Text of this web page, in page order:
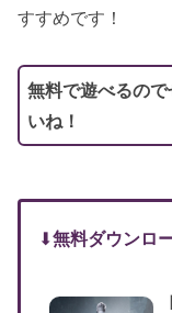
すすめです！
無料で遊べるの
いね！
⬇︎無料ダウンロ